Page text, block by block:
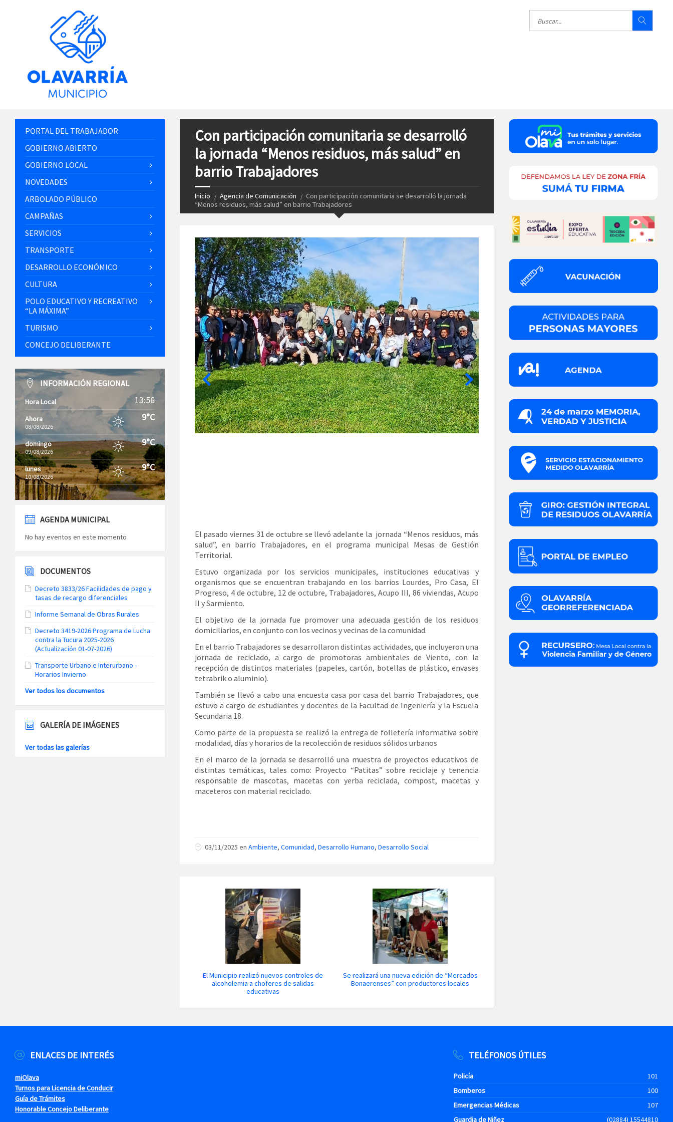
Con participación comunitaria se desarrolló
la jornada “Menos residuos, más salud” en
barrio Trabajadores
Inicio Agencia de Comunicación
Con participación comunitaria se desarrolló la jornada
“Menos residuos, más salud” en barrio Trabajadores
El pasado viernes 31 de octubre se llevó adelante la jornada “Menos residuos, más
salud”, en barrio Trabajadores, en el programa municipal Mesas de Gestión
Territorial.
Estuvo organizada por los servicios municipales, instituciones educativas y
organismos que se encuentran trabajando en los barrios Lourdes, Pro Casa, El
Progreso, 4 de octubre, 12 de octubre, Trabajadores, Acupo III, 86 viviendas, Acupo
II y Sarmiento.
El objetivo de la jornada fue promover una adecuada gestión de los residuos
domiciliarios, en conjunto con los vecinos y vecinas de la comunidad.
En el barrio Trabajadores se desarrollaron distintas actividades, que incluyeron una
jornada de reciclado, a cargo de promotoras ambientales de Viento, con la
recepción de distintos materiales (papeles, cartón, botellas de plástico, envases
tetrabrik o aluminio).
También se llevó a cabo una encuesta casa por casa del barrio Trabajadores, que
estuvo a cargo de estudiantes y docentes de la Facultad de Ingeniería y la Escuela
Secundaria 18.
Como parte de la propuesta se realizó la entrega de folletería informativa sobre
modalidad, días y horarios de la recolección de residuos sólidos urbanos
En el marco de la jornada se desarrolló una muestra de proyectos educativos de
distintas temáticas, tales como: Proyecto “Patitas” sobre reciclaje y tenencia
responsable de mascotas, macetas con yerba reciclada, compost, macetas y
maceteros con material reciclado.
03/11/2025 en Ambiente, Comunidad, Desarrollo Humano, Desarrollo Social
El Municipio realizó nuevos controles de
alcoholemia a choferes de salidas
educativas
Se realizará una nueva edición de “Mercados
Bonaerenses” con productores locales
PORTAL DEL TRABAJADOR
GOBIERNO ABIERTO
GOBIERNO LOCAL
NOVEDADES
ARBOLADO PÚBLICO
CAMPAÑAS
SERVICIOS
TRANSPORTE
DESARROLLO ECONÓMICO
CULTURA
POLO EDUCATIVO Y RECREATIVO
“LA MÁXIMA”
TURISMO
CONCEJO DELIBERANTE
INFORMACIÓN REGIONAL
Hora Local 13:56
Ahora
08/08/2026
9°C
domingo
09/08/2026
9°C
lunes
10/08/2026
9°C
AGENDA MUNICIPAL
No hay eventos en este momento
DOCUMENTOS
Decreto 3833/26 Facilidades de pago y
tasas de recargo diferenciales
Informe Semanal de Obras Rurales
Decreto 3419-2026 Programa de Lucha
contra la Tucura 2025-2026
(Actualización 01-07-2026)
Transporte Urbano e Interurbano -
Horarios Invierno
Ver todos los documentos
GALERÍA DE IMÁGENES
Ver todas las galerías
ENLACES DE INTERÉS
miOlava
Turnos para Licencia de Conducir
Guía de Trámites
Honorable Concejo Deliberante
TELÉFONOS ÚTILES
Policía
101
Bomberos
100
Emergencias Médicas
107
Guardia de Niñez
(02884) 15544810